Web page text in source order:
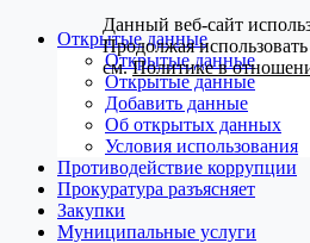
Открытые данные
Открытые данные
Открытые данные
Добавить данные
Об открытых данных
Условия использования
Противодействие коррупции
Прокуратура разъясняет
Закупки
Муниципальные услуги
Данный веб-сайт
Продолжая
см.Политике в